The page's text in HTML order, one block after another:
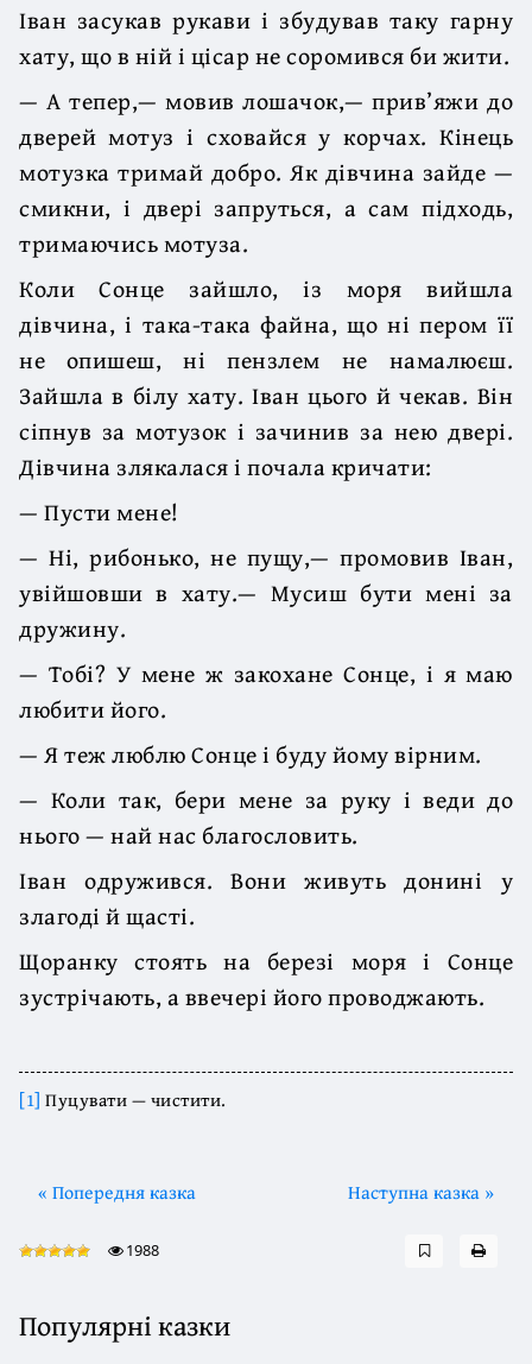
Іван засукав рукави і збудував таку гарну
хату, що в ній і цісар не соромився би жити.
— А тепер,— мовив лошачок,— прив’яжи до
дверей мотуз і сховайся у корчах. Кінець
мотузка тримай добро. Як дівчина зайде —
смикни, і двері запруться, а сам підходь,
тримаючись мотуза.
Коли Сонце зайшло, із моря вийшла
дівчина, і така-така файна, що ні пером її
не опишеш, ні пензлем не намалюєш.
Зайшла в білу хату. Іван цього й чекав. Він
сіпнув за мотузок і зачинив за нею двері.
Дівчина злякалася і почала кричати:
— Пусти мене!
— Ні, рибонько, не пущу,— промовив Іван,
увійшовши в хату.— Мусиш бути мені за
дружину.
— Тобі? У мене ж закохане Сонце, і я маю
любити його.
— Я теж люблю Сонце і буду йому вірним.
— Коли так, бери мене за руку і веди до
нього — най нас благословить.
Іван одружився. Вони живуть донині у
злагоді й щасті.
Щоранку стоять на березі моря і Сонце
зустрічають, а ввечері його проводжають.
[1] Пуцувати — чистити.
« Попередня казка Наступна казка »
1988
Популярні казки